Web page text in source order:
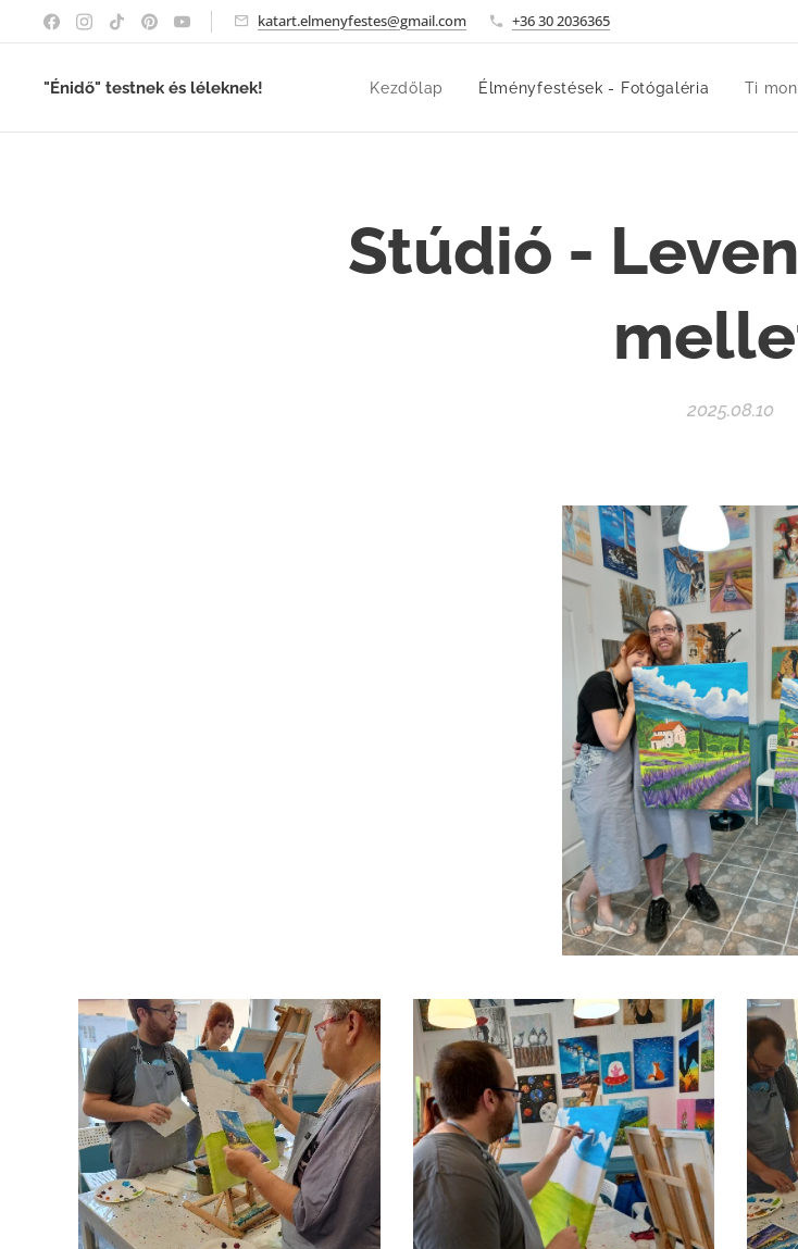
katart.elmenyfestes@gmail.com +36 30 2036365
"Énidő" testnek és léleknek! Kezdőlap Élményfestések - Fotógaléria Ti
Stúdió -
2025.08.10